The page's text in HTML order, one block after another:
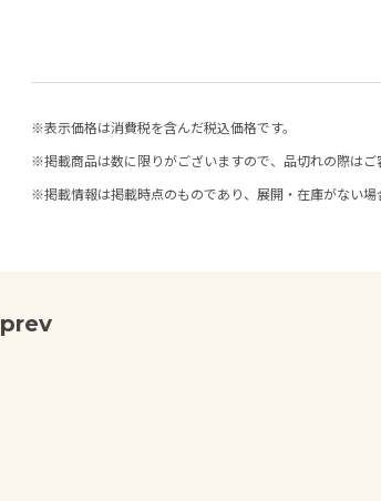
※表示価格は消費税を含んだ税込価格です。
※掲載商品は数に限りがございますので、品切れの際はご
※掲載情報は掲載時点のものであり、展開・在庫がない場
prev